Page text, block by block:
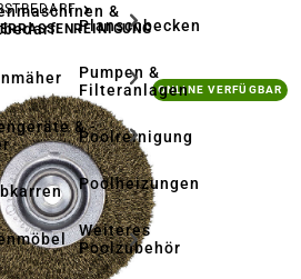
&
& -
Planschbecken
Pumpen &
Filteranlagen
Poolreinigung
Poolheizungen
Weiteres
Poolzubehör
ONLINE VERFÜGBAR